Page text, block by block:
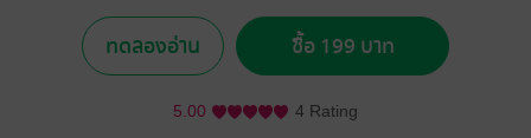
ทดลองอ่าน ซื้อ 199 บาท
5.00 4 Rating